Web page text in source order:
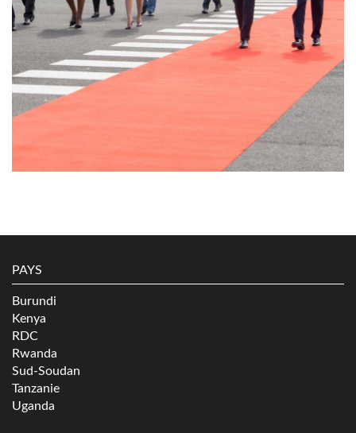
PAYS
Burundi
Kenya
RDC
Rwanda
Sud-Soudan
Tanzanie
Uganda